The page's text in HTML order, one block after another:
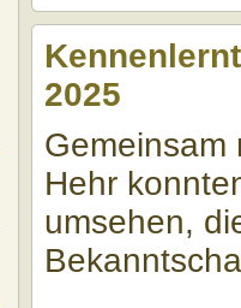
2025
Gemeinsam
Hehr
umsehen,